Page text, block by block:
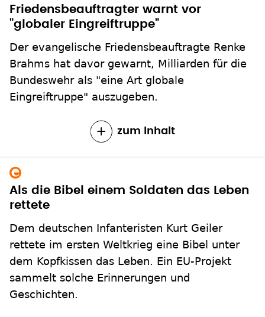
"globaler Eingreiftruppe"
Der evangelische Friedensbeauftragte Renke
Brahms hat davor gewarnt, Milliarden für die
Bundeswehr als "eine Art globale
Eingreiftruppe" auszugeben.
Als die Bibel einem Soldaten das Leben
rettete
Dem deutschen Infanteristen Kurt Geiler
rettete im ersten Weltkrieg eine Bibel unter
dem Kopfkissen das Leben. Ein EU-Projekt
sammelt solche Erinnerungen und
Geschichten.